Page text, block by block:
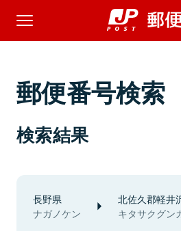
郵便番号検索
検索結果
長野県
ナガノケン
北佐久郡軽井
キタサクグン